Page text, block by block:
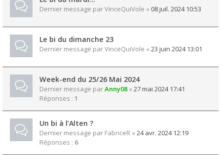
Dernier message parVinceQuiVole « 08 juil. 2024 10:53
Le bi du dimanche 23
Dernier message parVinceQuiVole « 23 juin 2024 13:01
Week-end du 25/26 Mai 2024
Dernier message parAnny08« 27 mai 2024 17:41
Réponses : 1
Un bi à l’Alten ?
Dernier message par FabriceR « 24 avr. 2024 12:19
Réponses : 6